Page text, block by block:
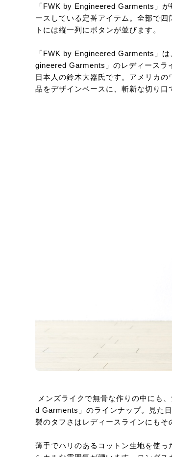
「FWK by Engineered Garments」
ースしている定番アイテム。全部で
トには縦一列にボタンが並びます。
「FWK by Engineered Garments」
gineered Garments」のレディースラ
日本人の鈴木大器氏です。アメリカ
品をデザインベースに、斬新な切り口
メンズライクで無骨な作りの中にも
d Garments」のラインナップ。見た
製のタフさはレディースラインにもそ
薄手でハリのあるコットン生地を使